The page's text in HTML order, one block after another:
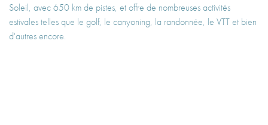
Soleil, avec 650 km de pistes, et offre de nombreuses activités
estivales telles que le golf, le canyoning, la randonnée, le VTT et bien
d'autres encore.